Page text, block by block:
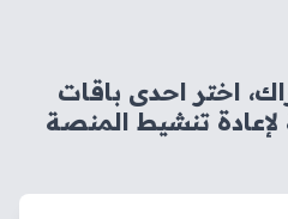
اختر احدى باقات
لإعادة تنشيط المنصة